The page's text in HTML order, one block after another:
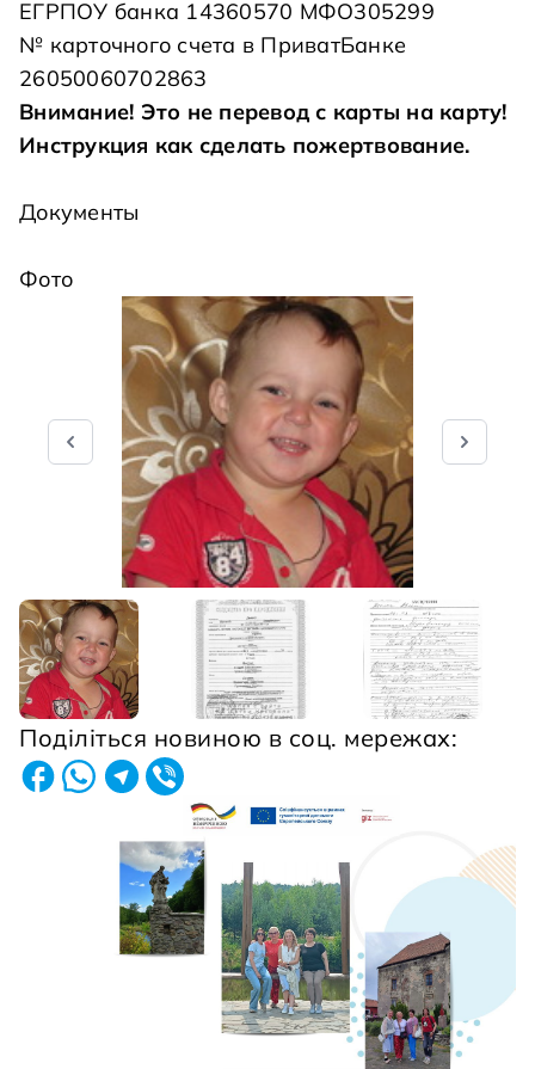
ЕГРПОУ банка 14360570 МФО305299
№ карточного счета в ПриватБанке
26050060702863
Внимание! Это не перевод с карты на карту!
Инструкция как сделать пожертвование.
Документы
Фото
Поділіться новиною в соц. мережах: